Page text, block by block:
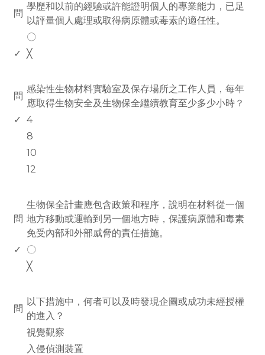
問
學歷和以前的經驗或許能證明個人的專業能力，已足
以評量個人處理或取得病原體或毒素的適任性。
〇
✓ ╳
問
感染性生物材料實驗室及保存場所之工作人員，每年
應取得生物安全及生物保全繼續教育至少多少小時？
✓ 4
8
10
12
問
生物保全計畫應包含政策和程序，說明在材料從一個
地方移動或運輸到另一個地方時，保護病原體和毒素
免受內部和外部威脅的責任措施。
✓
〇
╳
問
以下措施中，何者可以及時發現企圖或成功未經授權
的進入？
視覺觀察
入侵偵測裝置